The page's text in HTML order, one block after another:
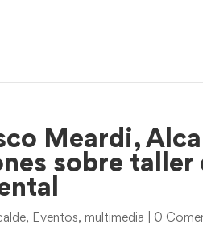
Meardi,
sobre
, Eventos,multimedia 0